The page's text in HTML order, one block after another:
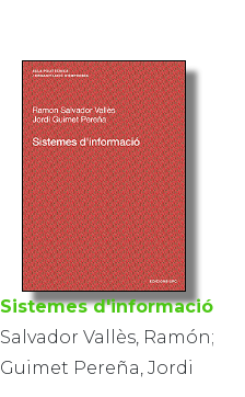
Sistemes d'informació
Salvador Vallès, Ramón;
Guimet Pereña, Jordi